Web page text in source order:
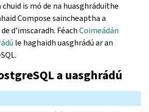
is mó de na huasghráduithe
Compose saincheaptha a
d’imscaradh. FéachCoimeádán
le haghaidh uasghrádú ar an
a uasghrádú